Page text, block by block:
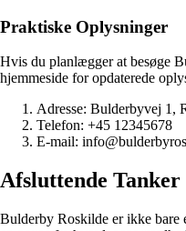
Praktiske Oplysninger
Hvis du planlægger at besøge
hjemmeside for opdaterede
Adresse: Bulderbyvej 1,
Telefon: +45 12345678
E-mail:
Afsluttende Tanker
Bulderby Roskilde er ikke bare